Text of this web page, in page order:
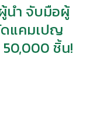
นำ จับมือผู้
ดแคมเปญ
ชิ้น!